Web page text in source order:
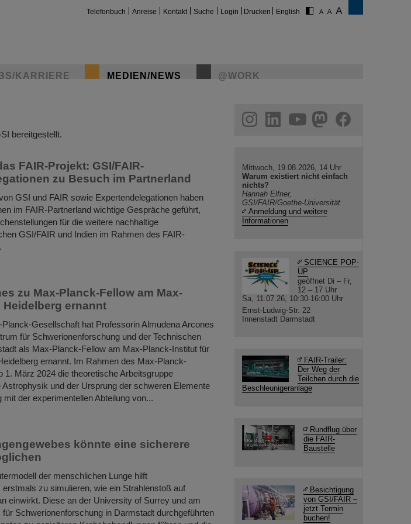
Telefonbuch Anreise Kontakt Suche Login Drucken English
KARRIERE MEDIEN/NEWS @WORK
bereitgestellt.
FAIR-Projekt: GSI/FAIR-
zu Besuch im Partnerland
GSI und FAIR sowie Expertendelegationen haben
im FAIR-Partnerland wichtige Gespräche geführt,
für die weitere nachhaltige
GSI/FAIR und Indien im Rahmen des FAIR-
zu Max-Planck-Fellow am Max-
ernannt
Gesellschaft hat Professorin Almudena Arcones
für Schwerionenforschung und der Technischen
als Max-Planck-Fellow am Max-Planck-Institut für
ernannt. Im Rahmen des Max-Planck-
1. März 2024 die theoretische Arbeitsgruppe
Astrophysik und der Ursprung der schweren Elemente
mit der experimentellen Abteilung von...
könnte eine sicherere
der menschlichen Lunge hilft
zu simulieren, wie ein Strahlenstoß auf
einwirkt. Diese an der University of Surrey und am
Schwerionenforschung in Darmstadt durchgeführten
helmholtz.social
facebook
Mittwoch, 19.08.2026, 14 Uhr
Warum existiert nicht einfach
nichts?
Hannah Elfner,
GSI/FAIR/Goethe-Universität
Anmeldung und weitere
Informationen
SCIENCE POP-
UP
geöffnet Di – Fr,
12 – 17 Uhr
Sa, 11.07.26, 10:30-16:00 Uhr
Ernst-Ludwig-Str. 22
Innenstadt Darmstadt
FAIR-Trailer:
Der Weg der
Teilchen durch die
Beschleunigeranlage
Rundflug über
die FAIR-
Baustelle
Besichtigung
von GSI/FAIR –
jetzt Termin
buchen!